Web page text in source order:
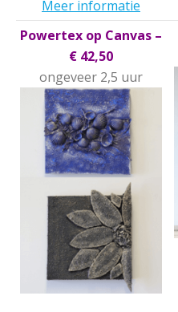
Meer informatie
Powertex op Canvas –
€ 42,50
ongeveer 2,5 uur